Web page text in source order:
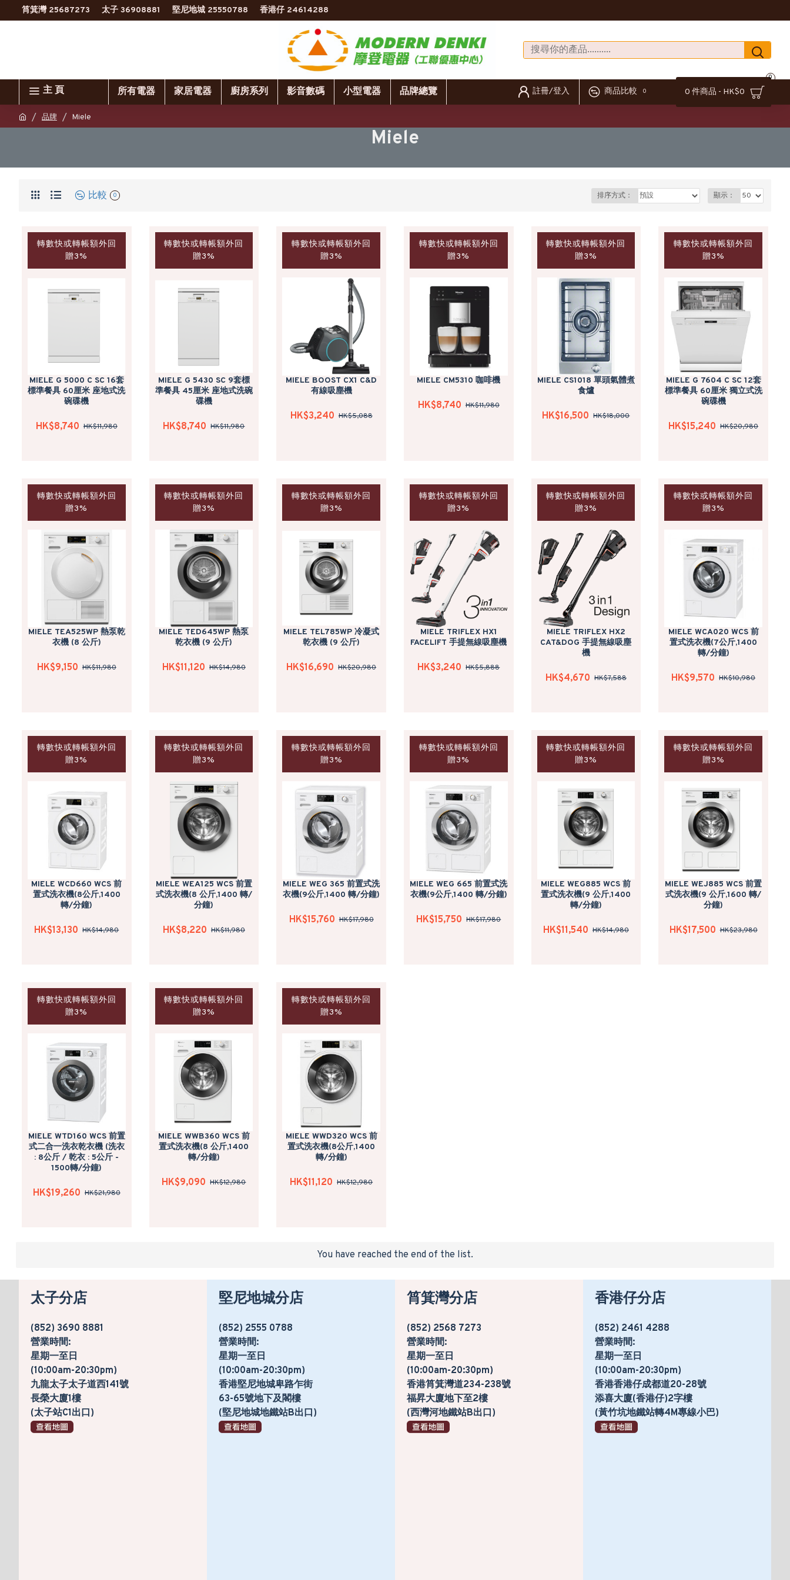
筲箕灣 25687273 太子 36908881 堅尼地城 25550788 香港仔 24614288
主 頁 所有電器 家居電器 廚房系列 影音數碼 小型電器 品牌總覽 註冊/登入 商品比較 0 0 件商品 - HK$0
0
品牌 Miele
Miele
比較 0 排序方式： 顯示：
轉數快或轉帳額外回
贈3%
MIELE G 5000 C SC 16套
標準餐具 60厘米 座地式洗
碗碟機
HK$8,740 HK$11,980
轉數快或轉帳額外回
贈3%
MIELE G 5430 SC 9套標
準餐具 45厘米 座地式洗碗
碟機
HK$8,740 HK$11,980
轉數快或轉帳額外回
贈3%
MIELE BOOST CX1 C&D
有線吸塵機
HK$3,240 HK$5,088
轉數快或轉帳額外回
贈3%
MIELE CM5310 咖啡機
HK$8,740 HK$11,980
轉數快或轉帳額外回
贈3%
MIELE CS1018 單頭氣體煮
食爐
HK$16,500 HK$18,000
轉數快或轉帳額外回
贈3%
MIELE G 7604 C SC 12套
標準餐具 60厘米 獨立式洗
碗碟機
HK$15,240 HK$20,980
轉數快或轉帳額外回
贈3%
MIELE TEA525WP 熱泵乾
衣機 (8 公斤)
HK$9,150 HK$11,980
轉數快或轉帳額外回
贈3%
MIELE TED645WP 熱泵
乾衣機 (9 公斤)
HK$11,120 HK$14,980
轉數快或轉帳額外回
贈3%
MIELE TEL785WP 冷凝式
乾衣機 (9 公斤)
HK$16,690 HK$20,980
轉數快或轉帳額外回
贈3%
MIELE TRIFLEX HX1
FACELIFT 手提無線吸塵機
HK$3,240 HK$5,888
轉數快或轉帳額外回
贈3%
MIELE TRIFLEX HX2
CAT&DOG 手提無線吸塵
機
HK$4,670 HK$7,588
轉數快或轉帳額外回
贈3%
MIELE WCA020 WCS 前
置式洗衣機(7公斤,1400
轉/分鐘)
HK$9,570 HK$10,980
轉數快或轉帳額外回
贈3%
MIELE WCD660 WCS 前
置式洗衣機(8公斤,1400
轉/分鐘)
HK$13,130 HK$14,980
轉數快或轉帳額外回
贈3%
MIELE WEA125 WCS 前置
式洗衣機(8 公斤,1400 轉/
分鐘)
HK$8,220 HK$11,980
轉數快或轉帳額外回
贈3%
MIELE WEG 365 前置式洗
衣機(9公斤,1400 轉/分鐘)
HK$15,760 HK$17,980
轉數快或轉帳額外回
贈3%
MIELE WEG 665 前置式洗
衣機(9公斤,1400 轉/分鐘)
HK$15,750 HK$17,980
轉數快或轉帳額外回
贈3%
MIELE WEG885 WCS 前
置式洗衣機(9 公斤,1400
轉/分鐘)
HK$11,540 HK$14,980
轉數快或轉帳額外回
贈3%
MIELE WEJ885 WCS 前置
式洗衣機(9 公斤,1600 轉/
分鐘)
HK$17,500 HK$23,980
轉數快或轉帳額外回
贈3%
MIELE WTD160 WCS 前置
式二合一洗衣乾衣機 (洗衣
: 8公斤 / 乾衣 : 5公斤 -
1500轉/分鐘)
HK$19,260 HK$21,980
轉數快或轉帳額外回
贈3%
MIELE WWB360 WCS 前
置式洗衣機(8 公斤,1400
轉/分鐘)
HK$9,090 HK$12,980
轉數快或轉帳額外回
贈3%
MIELE WWD320 WCS 前
置式洗衣機(8公斤,1400
轉/分鐘)
HK$11,120 HK$12,980
You have reached the end of the list.
太子分店
(852) 3690 8881
營業時間:
星期一至日
(10:00am-20:30pm)
九龍太子太子道西141號
長榮大廈1樓
(太子站C1出口)
堅尼地城分店
(852) 2555 0788
營業時間:
星期一至日
(10:00am-20:30pm)
香港堅尼地城卑路乍街
63-65號地下及閣樓
(堅尼地城地鐵站B出口)
筲箕灣分店
(852) 2568 7273
營業時間:
星期一至日
(10:00am-20:30pm)
香港筲箕灣道234-238號
福昇大廈地下至2樓
(西灣河地鐵站B出口)
香港仔分店
(852) 2461 4288
營業時間:
星期一至日
(10:00am-20:30pm)
香港香港仔成都道20-28號
添喜大廈(香港仔)2字樓
(黃竹坑地鐵站轉4M專線小巴)